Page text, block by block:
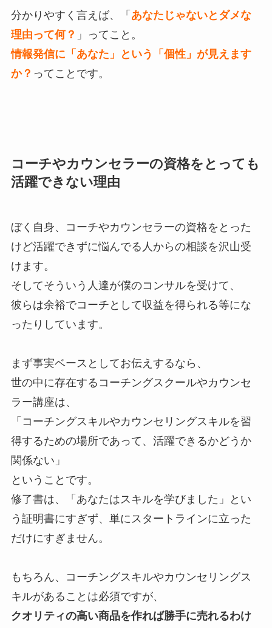
分かりやすく言えば、「 あなたじゃないとダメな
理由って何？ 」ってこと。
情報発信に「あなた」という「個性」が見えます
か？ ってことです。
コーチやカウンセラーの資格をとっても
活躍できない理由
ぼく自身、コーチやカウンセラーの資格をとった
けど活躍できずに悩んでる人からの相談を沢山受
けます。
そしてそういう人達が僕のコンサルを受けて、
彼らは余裕でコーチとして収益を得られる等にな
ったりしています。
まず事実ベースとしてお伝えするなら、
世の中に存在するコーチングスクールやカウンセ
ラー講座は、
「コーチングスキルやカウンセリングスキルを習
得するための場所であって、活躍できるかどうか
関係ない」
ということです。
修了書は、「あなたはスキルを学びました」とい
う証明書にすぎず、単にスタートラインに立った
だけにすぎません。
もちろん、コーチングスキルやカウンセリングス
キルがあることは必須ですが、
クオリティの高い商品を作れば勝手に売れるわけ